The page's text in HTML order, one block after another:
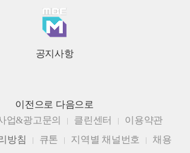
공지사항
이전으로 다음으로
업&광고문의 클린센터
이용약관
방침
큐톤 지역별 채널번호 채용